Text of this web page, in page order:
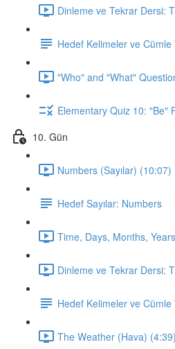
Dinleme ve Tekrar Dersi:
Hedef Kelimeler ve Cümle
"Who" and "What"
Elementary Quiz 10: "Be"
10. Gün
Numbers (Sayılar) (10:07)
Hedef Sayılar: Numbers
Time, Days, Months,
Dinleme ve Tekrar Dersi:
Hedef Kelimeler ve Cümle
The Weather (Hava) (4:39)